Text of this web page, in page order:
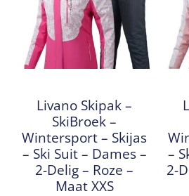
Livano Skipak –
SkiBroek –
Wintersport – Skijas
– Ski Suit – Dames –
2-Delig – Roze –
Maat XXS
–
2-